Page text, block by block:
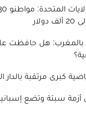
بالمغرب: هل حافظت
كبرى مرتقبة بالدار
أزمة سبتة وتضع